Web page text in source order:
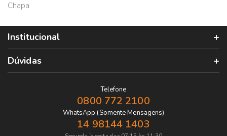
Chapa
Institucional
Dúvidas
Telefone
0800 772 2100
WhatsApp (Somente Mensagens)
14 98144 1403